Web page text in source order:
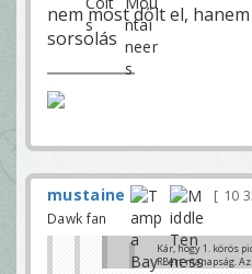
nem most dőlt el,
sorsolás
mustaine 10
Dawk fan
Kár, hogy 1. körös
RBért manapság.